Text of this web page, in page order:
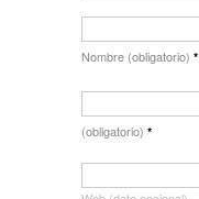
Nombre (obligatorio) *
(obligatorio) *